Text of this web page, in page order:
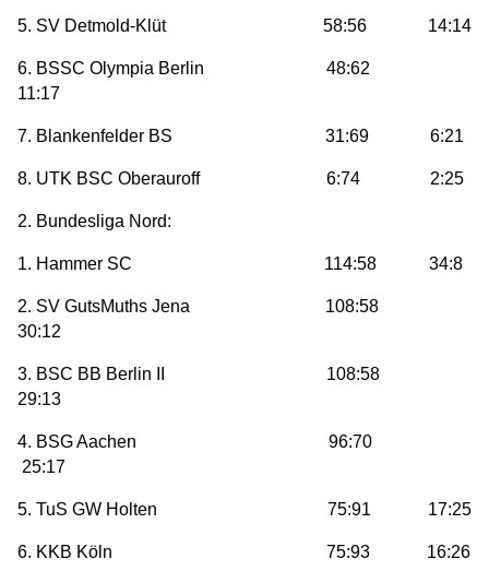
5. SV Detmold-Klüt 58:56 14:14
6. BSSC Olympia Berlin 48:62
11:17
7. Blankenfelder BS 31:69 6:21
8. UTK BSC Oberauroff 6:74 2:25
2. Bundesliga Nord:
1. Hammer SC 114:58 34:8
2. SV GutsMuths Jena 108:58
30:12
3. BSC BB Berlin II 108:58
29:13
4. BSG Aachen 96:70
25:17
5. TuS GW Holten 75:91 17:25
6. KKB Köln 75:93 16:26